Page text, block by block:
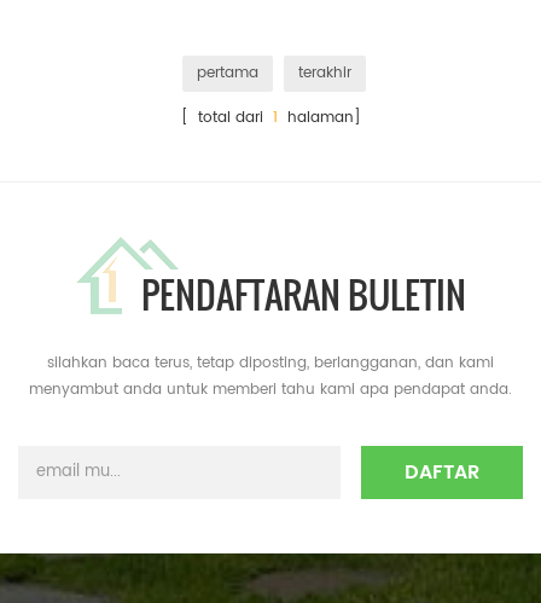
pertama
terakhir
[ total dari 1 halaman]
PENDAFTARAN BULETIN
silahkan baca terus, tetap diposting, berlangganan, dan kami
menyambut anda untuk memberi tahu kami apa pendapat anda.